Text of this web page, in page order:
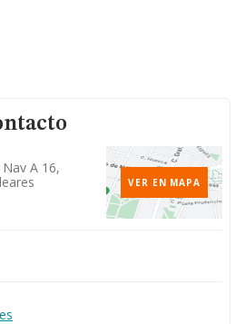
A 16,
VER EN MAPA